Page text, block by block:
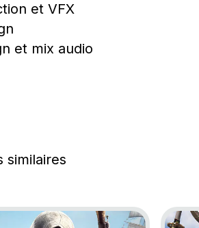
et VFX
et mix audio
similaires
Creed Black Flag Go to